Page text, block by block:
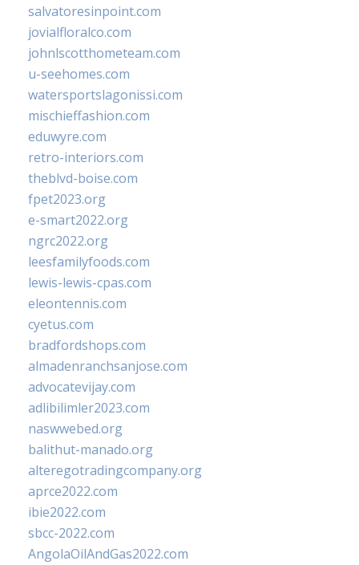
salvatoresinpoint.com
jovialfloralco.com
johnlscotthometeam.com
u-seehomes.com
watersportslagonissi.com
mischieffashion.com
eduwyre.com
retro-interiors.com
theblvd-boise.com
fpet2023.org
e-smart2022.org
ngrc2022.org
leesfamilyfoods.com
lewis-lewis-cpas.com
eleontennis.com
cyetus.com
bradfordshops.com
almadenranchsanjose.com
advocatevijay.com
adlibilimler2023.com
naswwebed.org
balithut-manado.org
alteregotradingcompany.org
aprce2022.com
ibie2022.com
sbcc-2022.com
AngolaOilAndGas2022.com